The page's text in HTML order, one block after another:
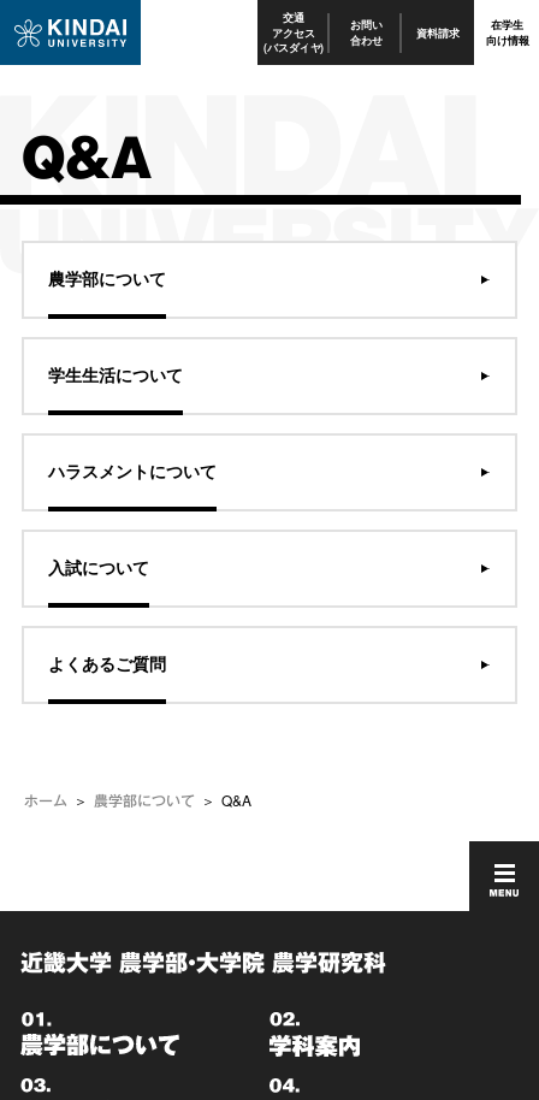
交通
アクセス
(バスダイヤ)
お問い
合わせ 資料請求 在学生
向け情報
ホーム 農学部について Q&A
Q&A
農学部について
学生生活について
ハラスメントについて
入試について
よくあるご質問
近畿大学 農学部・大学院 農学研究科